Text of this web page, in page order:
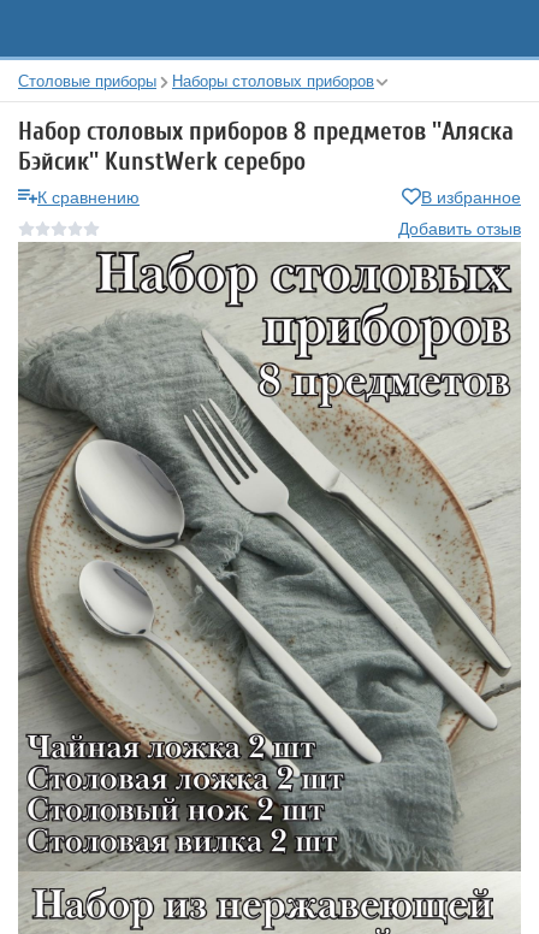
Столовые приборы Наборы столовых приборов
Набор столовых приборов 8 предметов ''Аляска
Бэйсик'' KunstWerk серебро
К сравнению
В избранное
Добавить отзыв